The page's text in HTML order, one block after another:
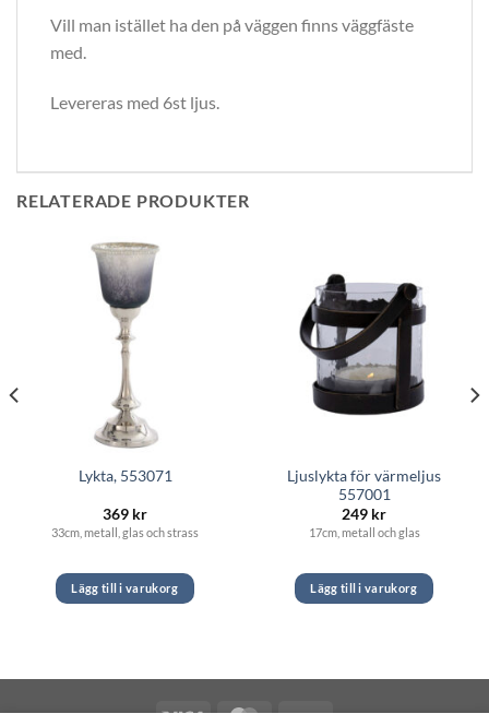
Vill man istället ha den på väggen finns väggfäste
med.
Levereras med 6st ljus.
RELATERADE PRODUKTER
Lykta, 553071
369 kr
33cm, metall, glas och strass
Lägg till i varukorg
Ljuslykta för värmeljus
557001
249 kr
17cm, metall och glas
Lägg till i varukorg